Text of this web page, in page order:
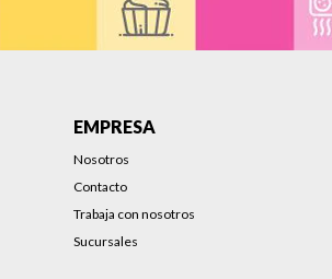
EMPRESA
Nosotros
Contacto
Trabaja con nosotros
Sucursales